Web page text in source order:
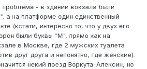
проблема - в здании вокзала были
а на платформе один единственный
(кстати, интересно то, что у двух его
были буквы "М", прямо как на
в Москве, где 2 мужских туалета
друг друга и непонятно, где женские).
некий поезд Воркута-Алексин, но